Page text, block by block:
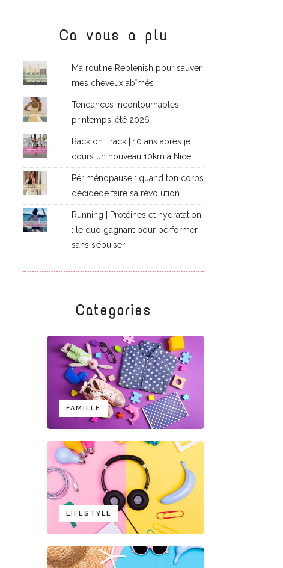
Ca vous a plu
Ma routine Replenish pour sauver
mes cheveux abîmés
Tendances incontournables
printemps-été 2026
Back on Track | 10 ans après je
cours un nouveau 10km à Nice
Périménopause : quand ton corps
décidede faire sa révolution
Running | Protéines et hydratation
: le duo gagnant pour performer
sans s’épuiser
Categories
FAMILLE
LIFESTYLE